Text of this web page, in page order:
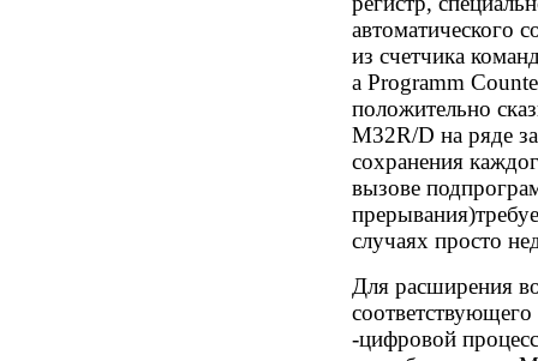
автоматического
из счетчика
a Programm
положительно
M32R/D на ряде
сохранения
вызове
случаях просто
Для расширения
-цифровой